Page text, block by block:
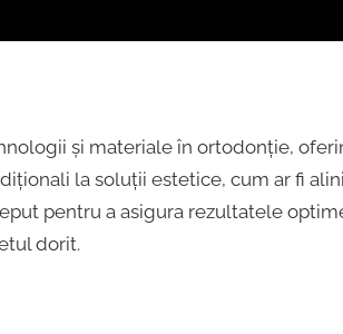
și materiale în ortodonție,
la soluții estetice, cum ar fi
pentru a asigura rezultatele
dorit.